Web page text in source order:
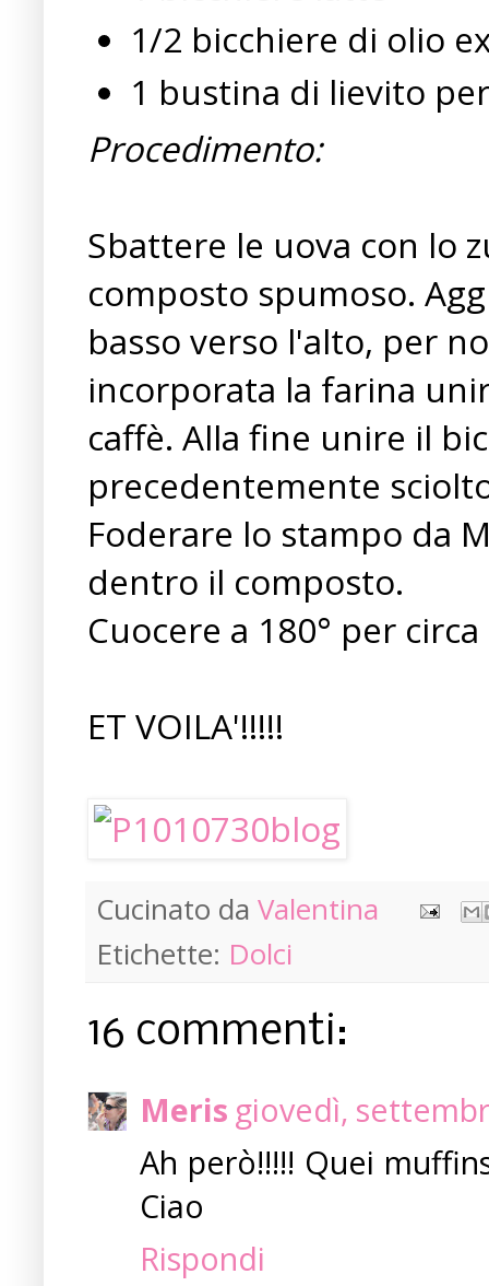
1/2 bicchiere di olio
1 bustina di lievito
Procedimento:
Sbattere le uova con lo
composto spumoso.
basso verso l'alto, per
incorporata la farina
caffè. Alla fine unire il
precedentemente
Foderare lo stampo da
dentro il composto.
Cuocere a 180° per
ET VOILA'!!!!!
Cucinato da Valentina
Etichette: Dolci
16 commenti:
Meris giovedì,
Ah però!!!!! Quei
Ciao
Rispondi